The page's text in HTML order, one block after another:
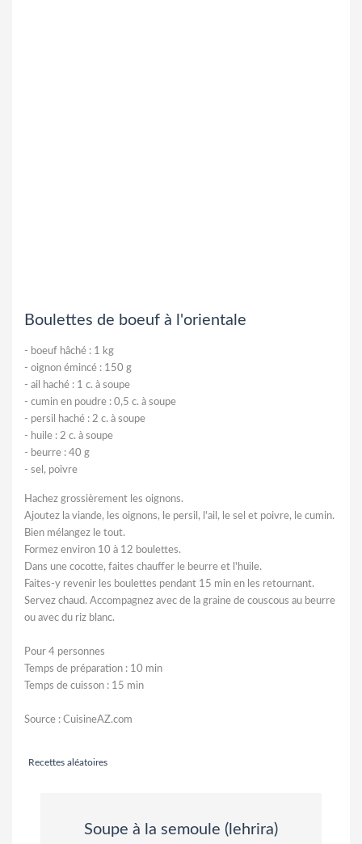
Boulettes de boeuf à l'orientale
- boeuf hâché : 1 kg
- oignon émincé : 150 g
- ail haché : 1 c. à soupe
- cumin en poudre : 0,5 c. à soupe
- persil haché : 2 c. à soupe
- huile : 2 c. à soupe
- beurre : 40 g
- sel, poivre
Hachez grossièrement les oignons.
Ajoutez la viande, les oignons, le persil, l'ail, le sel et poivre, le cumin.
Bien mélangez le tout.
Formez environ 10 à 12 boulettes.
Dans une cocotte, faites chauffer le beurre et l'huile.
Faites-y revenir les boulettes pendant 15 min en les retournant.
Servez chaud. Accompagnez avec de la graine de couscous au beurre
ou avec du riz blanc.
Pour 4 personnes
Temps de préparation : 10 min
Temps de cuisson : 15 min
Source : CuisineAZ.com
Recettes aléatoires
Soupe à la semoule (lehrira)